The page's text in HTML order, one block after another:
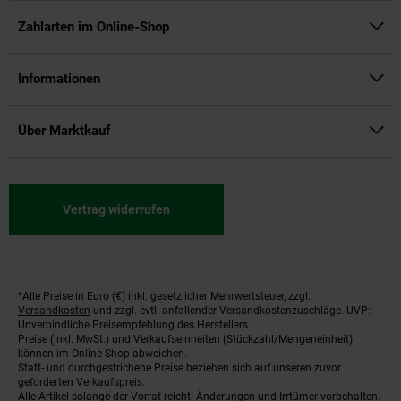
Zahlarten im Online-Shop
Informationen
Über Marktkauf
Vertrag widerrufen
Fußnoten
*Alle Preise in Euro (€) inkl. gesetzlicher Mehrwertsteuer, zzgl.
Versandkosten und zzgl. evtl. anfallender Versandkostenzuschläge. UVP:
Unverbindliche Preisempfehlung des Herstellers.
Preise (inkl. MwSt.) und Verkaufseinheiten (Stückzahl/Mengeneinheit)
können im Online-Shop abweichen.
Statt- und durchgestrichene Preise beziehen sich auf unseren zuvor
geforderten Verkaufspreis.
Alle Artikel solange der Vorrat reicht! Änderungen und Irrtümer vorbehalten.